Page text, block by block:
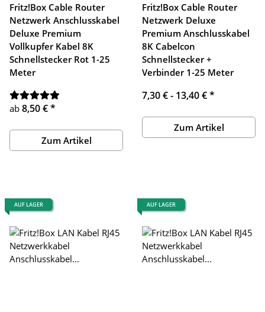
Fritz!Box Cable Router
Netzwerk Anschlusskabel
Deluxe Premium
Vollkupfer Kabel 8K
Schnellstecker Rot 1-25
Meter
ab 8,50 €*
Zum Artikel
Fritz!Box Cable Router
Netzwerk Deluxe
Premium Anschlusskabel
8K Cabelcon
Schnellstecker +
Verbinder 1-25 Meter
7,30 € - 13,40 €*
Zum Artikel
AUF LAGER AUF LAGER